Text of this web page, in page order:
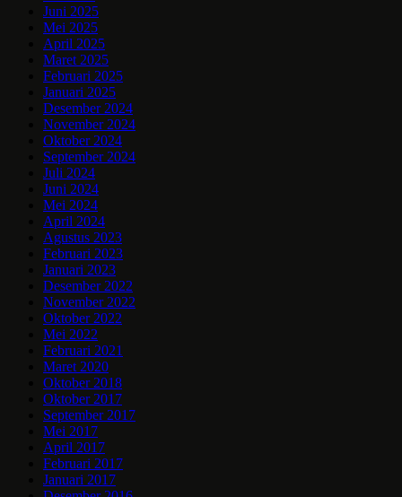
Juni 2025
Mei 2025
April 2025
Maret 2025
Februari 2025
Januari 2025
Desember 2024
November 2024
Oktober 2024
September 2024
Juli 2024
Juni 2024
Mei 2024
April 2024
Agustus 2023
Februari 2023
Januari 2023
Desember 2022
November 2022
Oktober 2022
Mei 2022
Februari 2021
Maret 2020
Oktober 2018
Oktober 2017
September 2017
Mei 2017
April 2017
Februari 2017
Januari 2017